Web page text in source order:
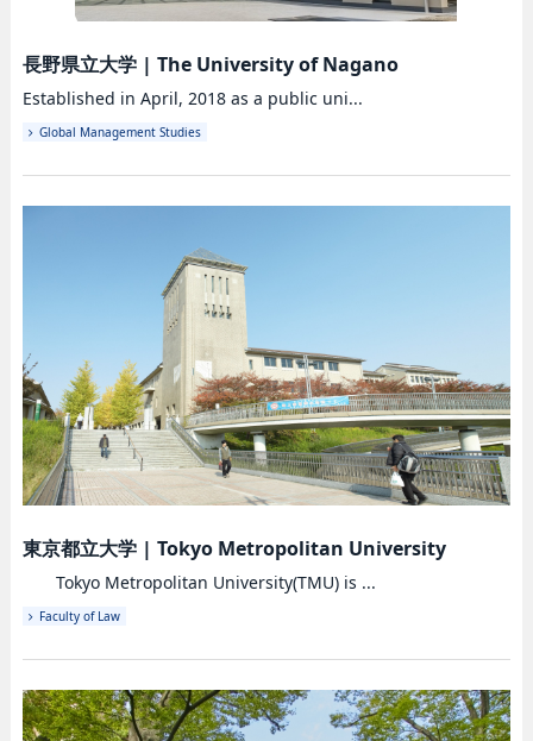
長野県立大学| The University of Nagano
Established in April, 2018 as a public uni...
Global Management Studies
東京都立大学| Tokyo Metropolitan University
Tokyo Metropolitan University(TMU) is ...
Faculty of Law